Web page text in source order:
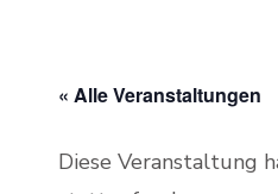
« Alle Veranstaltungen
Diese Veranstaltung